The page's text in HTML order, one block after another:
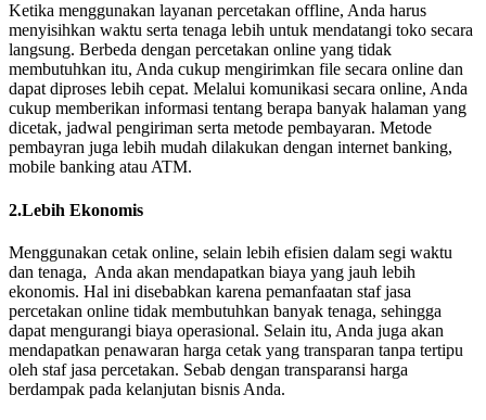
Ketika menggunakan layanan percetakan offline, Anda harus
menyisihkan waktu serta tenaga lebih untuk mendatangi toko secara
langsung. Berbeda dengan percetakan online yang tidak
membutuhkan itu, Anda cukup mengirimkan file secara online dan
dapat diproses lebih cepat. Melalui komunikasi secara online, Anda
cukup memberikan informasi tentang berapa banyak halaman yang
dicetak, jadwal pengiriman serta metode pembayaran. Metode
pembayran juga lebih mudah dilakukan dengan internet banking,
mobile banking atau ATM.
2.Lebih Ekonomis
Menggunakan cetak online, selain lebih efisien dalam segi waktu
dan tenaga, Anda akan mendapatkan biaya yang jauh lebih
ekonomis. Hal ini disebabkan karena pemanfaatan staf jasa
percetakan online tidak membutuhkan banyak tenaga, sehingga
dapat mengurangi biaya operasional. Selain itu, Anda juga akan
mendapatkan penawaran harga cetak yang transparan tanpa tertipu
oleh staf jasa percetakan. Sebab dengan transparansi harga
berdampak pada kelanjutan bisnis Anda.